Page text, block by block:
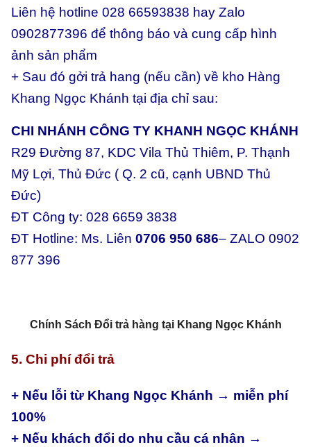
Liên hệ hotline 028 66593838 hay Zalo
0902877396 để thông báo và cung cấp hình
ảnh sản phẩm
+ Sau đó gởi trả hang (nếu cần) về kho Hàng
Khang Ngọc Khánh tại địa chỉ sau:
CHI NHÁNH CÔNG TY KHANH NGỌC KHÁNH
R29 Đường 87, KDC Vila Thủ Thiêm, P. Thạnh
Mỹ Lợi, Thủ Đức ( Q. 2 cũ, cạnh UBND Thủ
Đức)
ĐT Công ty: 028 6659 3838
ĐT Hotline: Ms. Liên 0706 950 686– ZALO 0902
877 396
Chính Sách Đổi trả hàng tại Khang Ngọc Khánh
5. Chi phí đổi trả
+ Nếu lỗi từ Khang Ngọc Khánh → miễn phí
100%
+ Nếu khách đổi do nhu cầu cá nhân →